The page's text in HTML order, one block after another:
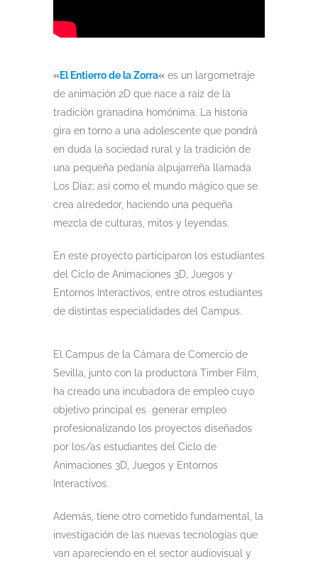
«El Entierro de la Zorra«es un largometraje
de animación 2D que nace a raíz de la
tradición granadina homónima. La historia
gira en torno a una adolescente que pondrá
en duda la sociedad rural y la tradición de
una pequeña pedanía alpujarreña llamada
Los Díaz; así como el mundo mágico que se
crea alrededor, haciendo una pequeña
mezcla de culturas, mitos y leyendas.
En este proyecto participaron los estudiantes
del Ciclo de Animaciones 3D, Juegos y
Entornos Interactivos, entre otros estudiantes
de distintas especialidades del Campus.
El Campus de la Cámara de Comercio de
Sevilla, junto con la productora Timber Film,
ha creado una incubadora de empleo cuyo
objetivo principal es generar empleo
profesionalizando los proyectos diseñados
por los/as estudiantes del Ciclo de
Animaciones 3D, Juegos y Entornos
Interactivos.
Además, tiene otro cometido fundamental, la
investigación de las nuevas tecnologías que
van apareciendo en el sector audiovisual y